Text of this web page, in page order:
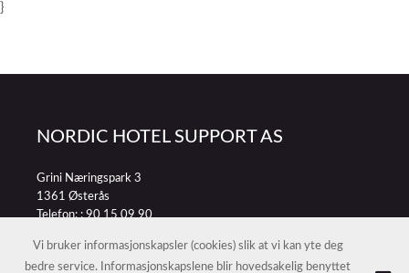
}
NORDIC HOTEL SUPPORT AS
Grini Næringspark 3
1361 Østerås
Telefon: :90 15 09 90
Vi bruker informasjonskapsler (cookies) slik at vi kan yte deg
bedre service. Informasjonskapslene blir hovedsakelig benyttet